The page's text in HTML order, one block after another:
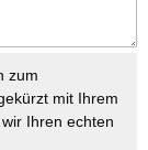
zum
mit Ihrem
Ihren echten